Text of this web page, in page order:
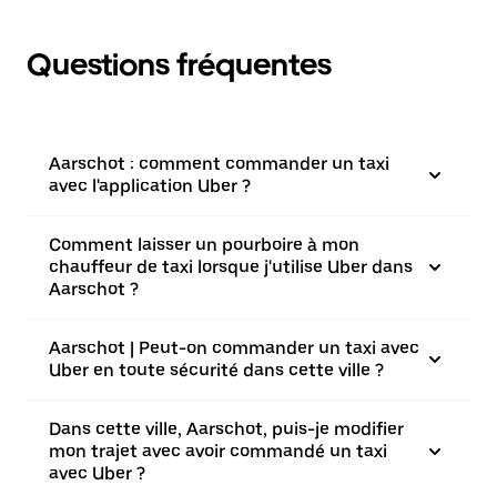
Questions fréquentes
Aarschot : comment commander un taxi
avec l'application Uber ?
Comment laisser un pourboire à mon
chauffeur de taxi lorsque j'utilise Uber dans
Aarschot ?
Aarschot | Peut-on commander un taxi avec
Uber en toute sécurité dans cette ville ?
Dans cette ville, Aarschot, puis-je modifier
mon trajet avec avoir commandé un taxi
avec Uber ?